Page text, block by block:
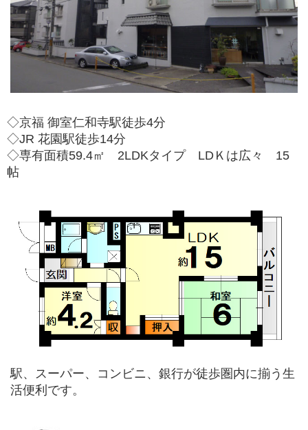
◇京福 御室仁和寺駅徒歩4分
◇JR 花園駅徒歩14分
◇専有面積59.4㎡ 2LDKタイプ LDＫは広々 15
帖
駅、スーパー、コンビニ、銀行が徒歩圏内に揃う生
活便利です。